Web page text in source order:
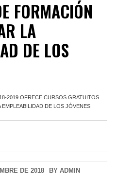
FORMACIÓN
LA
DE LOS
2019 OFRECE CURSOS GRATUITOS
DE LOS JÓVENES
DE 2018 BY ADMIN